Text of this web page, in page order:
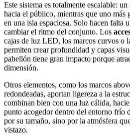
Este sistema es totalmente escalable:
hacia el público, mientras que uno más
en una isla espaciosa. Solo hacen falta
cambiar el ritmo del conjunto. Los
cajas de luz LED, los marcos curvos o
permiten crear profundidad y capas
pabellón tiene gran impacto porque
dimensión.
Otros elementos, como los marcos
redondeadas, aportan ligereza a la
combinan bien con una luz cálida,
punto acogedor dentro del entorno frío
por su tamaño, sino por la atmósfera
vistazo.